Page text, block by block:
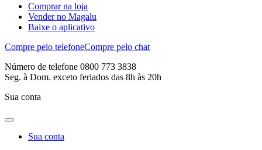
Comprar na loja
Vender no Magalu
Baixe o aplicativo
Compre pelo telefoneCompre pelo chat
Número de telefone 0800 773 3838
Seg. à Dom. exceto feriados das 8h às 20h
Sua conta
Sua conta